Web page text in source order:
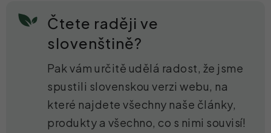
Čtete raději ve
slovenštině?
Pak vám určitě udělá radost, že jsme
spustili slovenskou verzi webu, na
které najdete všechny naše články,
produkty a všechno, co s nimi souvisí!